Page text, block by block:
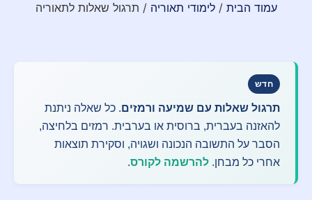
עמוד הבית /לימודי תאוריה / תרגול שאלות לתאוריה
חדש
תרגול שאלות עם שמיעה ורמזים. כל שאלה ניתנת
להאזנה בעברית, ברוסית או בערבית. רמזים בלחיצה,
הסבר על התשובה הנכונה ושגויה, וסקירת תוצאות
אחרי כל מבחן. להרשמה לקורס.